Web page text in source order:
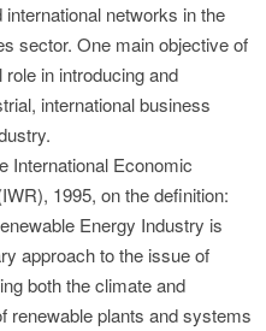
networks in the
sector. One main objective of
in introducing and
international business
International Economic
1995, on the definition:
Energy Industry is
approach to the issue of
both the climate and
renewable plants and systems